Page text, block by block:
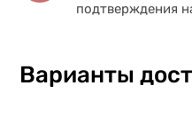
подтверждения
Варианты